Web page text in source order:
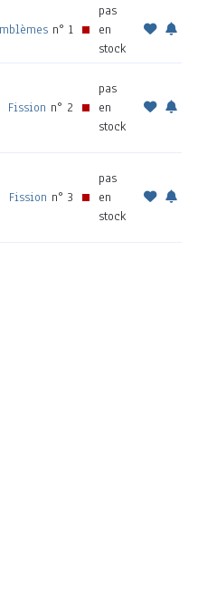
n° 1
pas
en
stock
Fission n° 2
pas
en
stock
Fission n° 3
pas
en
stock